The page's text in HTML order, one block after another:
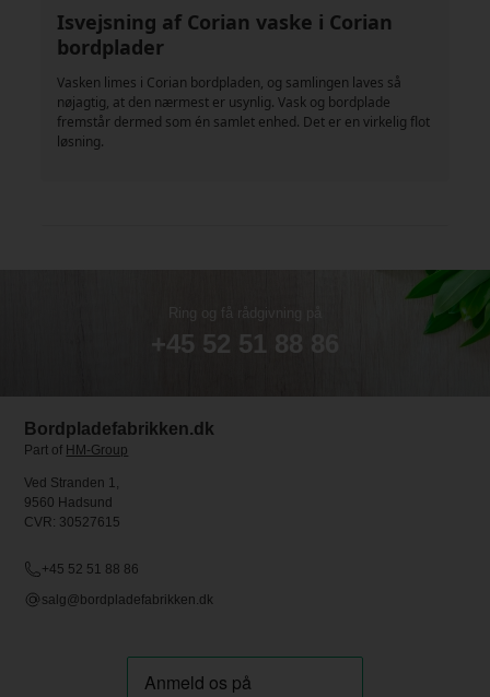
Isvejsning af Corian vaske i Corian
bordplader
Vasken limes i Corian bordpladen, og samlingen laves så
nøjagtig, at den nærmest er usynlig. Vask og bordplade
fremstår dermed som én samlet enhed. Det er en virkelig flot
løsning.
Ring og få rådgivning på
+45 52 51 88 86
Bordpladefabrikken.dk
Part of HM-Group
Ved Stranden 1,
9560 Hadsund
CVR: 30527615
+45 52 51 88 86
salg@bordpladefabrikken.dk